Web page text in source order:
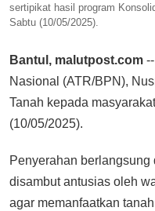
sertipikat hasil program
Sabtu (10/05/2025).
Bantul, malutpost.com
Nasional (ATR/BPN),
Tanah kepada
(10/05/2025).
Penyerahan
disambut antusias oleh
agar memanfaatkan